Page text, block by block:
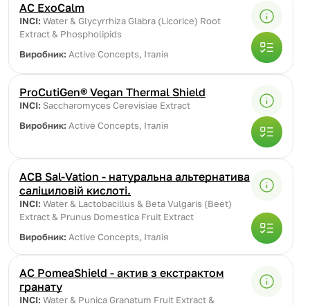
AC ExoCalm
INCI: Water & Glycyrrhiza Glabra (Licorice) Root
Extract & Phospholipids
Виробник: Active Concepts, Італія
ProCutiGen® Vegan Thermal Shield
INCI: Saccharomyces Cerevisiae Extract
Виробник: Active Concepts, Італія
ACB Sal-Vation - натуральна альтернатива
саліциловій кислоті.
INCI: Water & Lactobacillus & Beta Vulgaris (Beet)
Extract & Prunus Domestica Fruit Extract
Виробник: Active Concepts, Італія
AC PomeaShield - актив з екстрактом
гранату
INCI: Water & Punica Granatum Fruit Extract &